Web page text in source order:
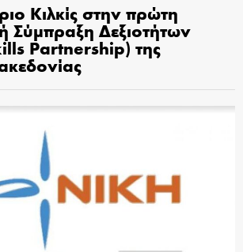
Κιλκίς στην πρώτη
Σύμπραξη Δεξιοτήτων
Partnership) της